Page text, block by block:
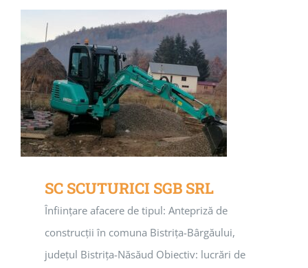
SC SCUTURICI SGB SRL
Înființare afacere de tipul: Antepriză de
construcții în comuna Bistrița-Bârgăului,
județul Bistrița-Năsăud Obiectiv: lucrări de